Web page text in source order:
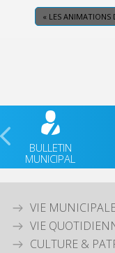
« LES ANIMATIONS
BULLETIN
MUNICIPAL
VIE
VIE
CULTURE &